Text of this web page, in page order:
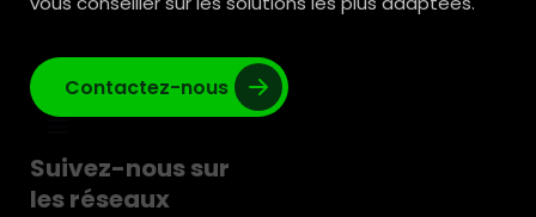
Contactez-nous
Suivez-nous sur
les réseaux